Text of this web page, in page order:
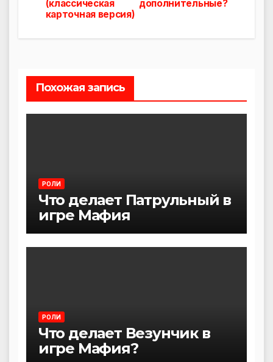
записям
дополнительные?
(классическая
карточная версия)
Похожая запись
РОЛИ
Что делает Патрульный в
игре Мафия
РОЛИ
Что делает Везунчик в
игре Мафия?